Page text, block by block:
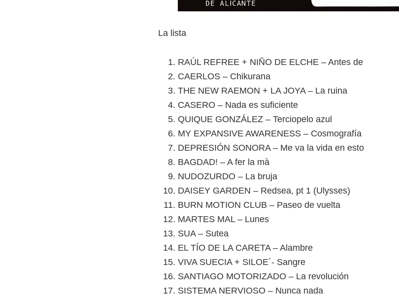
La lista
RAÚL REFREE + NIÑO DE ELCHE – Antes de
CAERLOS – Chikurana
THE NEW RAEMON + LA JOYA – La ruina
CASERO – Nada es suficiente
QUIQUE GONZÁLEZ – Terciopelo azul
MY EXPANSIVE AWARENESS – Cosmografía
DEPRESIÓN SONORA – Me va la vida en esto
BAGDAD! – A fer la mà
NUDOZURDO – La bruja
DAISEY GARDEN – Redsea, pt 1 (Ulysses)
BURN MOTION CLUB – Paseo de vuelta
MARTES MAL – Lunes
SUA – Sutea
EL TÍO DE LA CARETA – Alambre
VIVA SUECIA + SILOE´- Sangre
SANTIAGO MOTORIZADO – La revolución
SISTEMA NERVIOSO – Nunca nada